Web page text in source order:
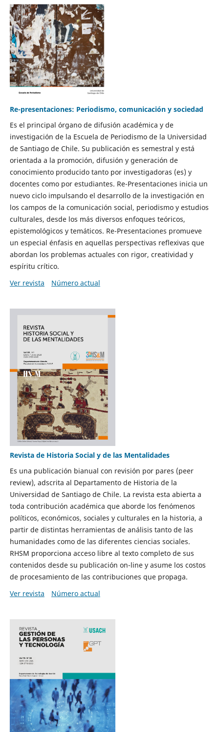
Re-presentaciones: Periodismo, comunicación y sociedad
Es el principal órgano de difusión académica y de
investigación de la Escuela de Periodismo de la Universidad
de Santiago de Chile. Su publicación es semestral y está
orientada a la promoción, difusión y generación de
conocimiento producido tanto por investigadoras (es) y
docentes como por estudiantes. Re-Presentaciones inicia un
nuevo ciclo impulsando el desarrollo de la investigación en
los campos de la comunicación social, periodismo y estudios
culturales, desde los más diversos enfoques teóricos,
epistemológicos y temáticos. Re-Presentaciones promueve
un especial énfasis en aquellas perspectivas reflexivas que
abordan los problemas actuales con rigor, creatividad y
espíritu crítico.
Ver revista
Número actual
Revista de Historia Social y de las Mentalidades
Es una publicación bianual con revisión por pares (peer
review), adscrita al Departamento de Historia de la
Universidad de Santiago de Chile. La revista esta abierta a
toda contribución académica que aborde los fenómenos
políticos, económicos, sociales y culturales en la historia, a
partir de distintas herramientas de análisis tanto de las
humanidades como de las diferentes ciencias sociales.
RHSM proporciona acceso libre al texto completo de sus
contenidos desde su publicación on-line y asume los costos
de procesamiento de las contribuciones que propaga.
Ver revista
Número actual